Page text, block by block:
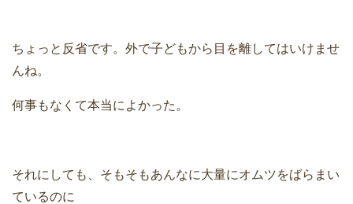
ちょっと反省です。外で子どもから目を離してはいけませ
んね。
何事もなくて本当によかった。
それにしても、そもそもあんなに大量にオムツをばらまい
ているのに